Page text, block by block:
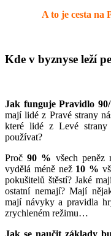
A to je cesta na
Kde v byznyse leží
Jak funguje Pravidlo 90/
mají lidé z Pravé strany
které lidé z Levé
používat?
Proč90 % všech peněz
vydělá méně než 10 %
pokušitelů štěstí? Jaké
ostatní nemají? Mají
mají návyky a pravidla
zrychleném režimu…
Jak se naučit základy